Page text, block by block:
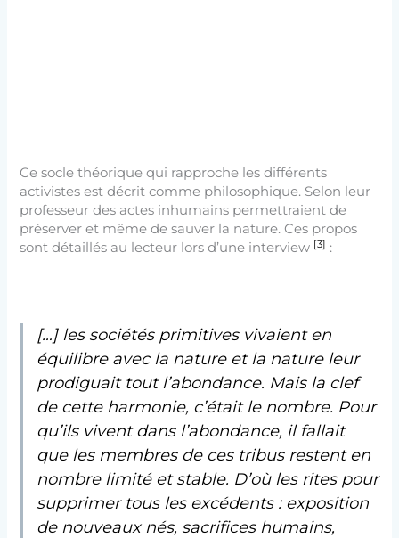
Ce socle théorique qui rapproche les différents
activistes est décrit comme philosophique. Selon leur
professeur des actes inhumains permettraient de
préserver et même de sauver la nature. Ces propos
sont détaillés au lecteur lors d’une interview [3] :
[…] les sociétés primitives vivaient en
équilibre avec la nature et la nature leur
prodiguait tout l’abondance. Mais la clef
de cette harmonie, c’était le nombre. Pour
qu’ils vivent dans l’abondance, il fallait
que les membres de ces tribus restent en
nombre limité et stable. D’où les rites pour
supprimer tous les excédents : exposition
de nouveaux nés, sacrifices humains,